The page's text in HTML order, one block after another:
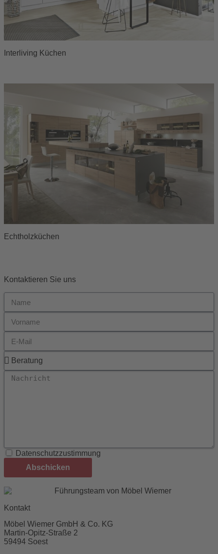
Interliving Küchen
Echtholzküchen
Kontaktieren Sie uns
Datenschutzzustimmung
Abschicken
Kontakt
Möbel Wiemer GmbH & Co. KG
Martin-Opitz-Straße 2
59494 Soest